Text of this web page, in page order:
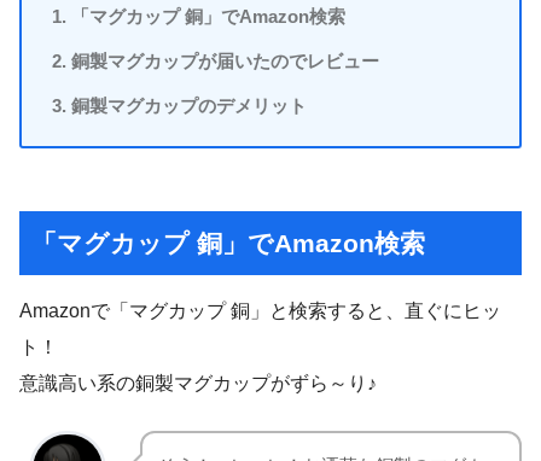
「マグカップ 銅」でAmazon検索
銅製マグカップが届いたのでレビュー
銅製マグカップのデメリット
「マグカップ 銅」でAmazon検索
Amazonで「マグカップ 銅」と検索すると、直ぐにヒッ
ト！
意識高い系の銅製マグカップがずら～り♪